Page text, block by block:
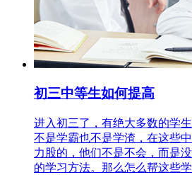
初三中等生如何提高
进入初三了，有绝大多数的学
不是学霸也不是学渣，在这些
力股的，他们不是不会，而是
的学习方法。那么怎么帮这些